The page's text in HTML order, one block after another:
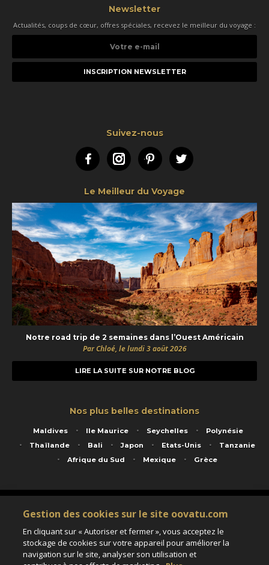
Newsletter
Actualités, coups de cœur, offres spéciales, recevez le meilleur du voyage :
e-
Suivez-nous
FacebookInstagramPinterestTwitter
Le Meilleur du Voyage
Notre road trip de 2 semaines dans l’Ouest Américain
Par Chloé, le lundi 3 août 2026
LIRE LA SUITE SUR NOTRE BLOG
Nos plus belles destinations
Maldives Ile Maurice Seychelles
Polynésie
Thaïlande
Bali Japon Etats-Unis
Tanzanie
Afrique du Sud
Mexique Grèce
Service animé par Nautil Voyages - 22 rue Georges Picquart 75017 Paris - S.A.S
au capital de 155 696 euros - RCS Paris B 423 671 973 - Code APE 7911Z
Matricule Atout France IM075100020 - Garantie financière Groupama - Agrément IATA
Assurance responsabilité civile et professionnelle HISCOX RCP0081066
Gestion des cookies sur le site oovatu.com
En cliquant sur « Autoriser et fermer », vous acceptez le
stockage de cookies sur votre appareil pour améliorer la
navigation sur le site, analyser son utilisation et